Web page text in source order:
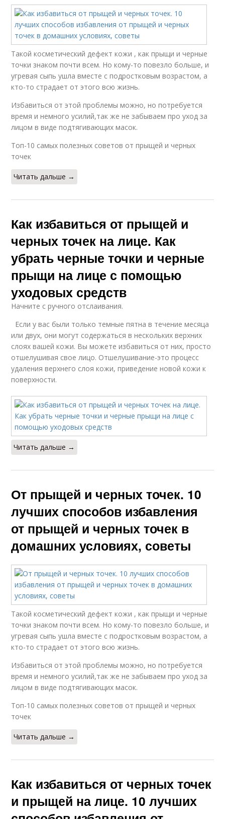
Такой косметический дефект кожи , как прыщи и черные
точки знаком почти всем. Но кому-то повезло больше, и
угревая сыпь ушла вместе с подростковым возрастом, а
кто-то страдает от этого всю жизнь.
Избавиться от этой проблемы можно, но потребуется
время и немного усилий,так же не забываем про уход за
лицом в виде подтягивающих масок.
Топ-10 самых полезных советов от прыщей и черных
точек
Читать дальше →
Как избавиться от прыщей и
черных точек на лице. Как
убрать черные точки и черные
прыщи на лице с помощью
уходовых средств
Начните с ручного отслаивания.
Если у вас были только темные пятна в течение месяца
или двух, они могут содержаться в нескольких верхних
слоях вашей кожи. Вы можете избавиться от них, просто
отшелушивая свое лицо. Отшелушивание-это процесс
удаления верхнего слоя кожи, приведение новой кожи к
поверхности.
Читать дальше →
От прыщей и черных точек. 10
лучших способов избавления
от прыщей и черных точек в
домашних условиях, советы
Такой косметический дефект кожи , как прыщи и черные
точки знаком почти всем. Но кому-то повезло больше, и
угревая сыпь ушла вместе с подростковым возрастом, а
кто-то страдает от этого всю жизнь.
Избавиться от этой проблемы можно, но потребуется
время и немного усилий,так же не забываем про уход за
лицом в виде подтягивающих масок.
Топ-10 самых полезных советов от прыщей и черных
точек
Читать дальше →
Как избавиться от черных точек
и прыщей на лице. 10 лучших